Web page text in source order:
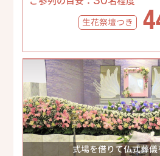
生花祭壇つき
式場を借りて仏式葬